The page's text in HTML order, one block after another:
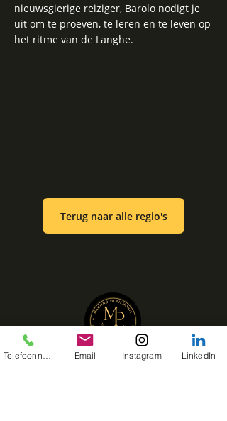
nieuwsgierige reiziger, Barolo nodigt je
uit om te proeven, te leren en te leven op
het ritme van de Langhe.
Terug naar alle regio's
Email Instagram LinkedIn